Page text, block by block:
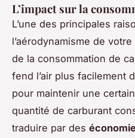
L’impact sur la
L’une des principales
l’aérodynamisme de
de la consommation de
fend l’air plus facilement
pour maintenir une
quantité de carburant
traduire par des